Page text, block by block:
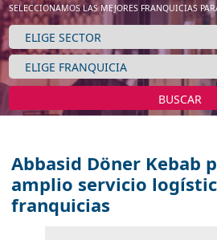
SELECCIONAMOS LAS MEJORES FRANQUICIAS
BUSCAR
Abbasid Döner Kebab
amplio servicio
franquicias